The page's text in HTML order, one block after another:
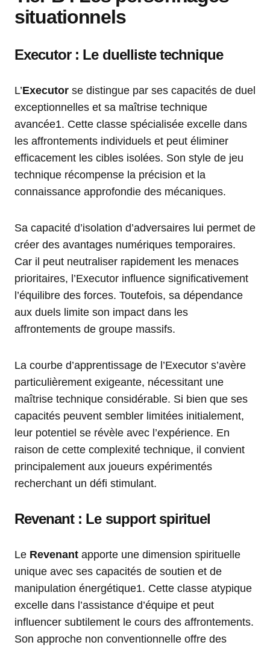
situationnels
Executor : Le duelliste technique
L’Executor se distingue par ses capacités de duel
exceptionnelles et sa maîtrise technique
avancée1. Cette classe spécialisée excelle dans
les affrontements individuels et peut éliminer
efficacement les cibles isolées. Son style de jeu
technique récompense la précision et la
connaissance approfondie des mécaniques.
Sa capacité d’isolation d’adversaires lui permet de
créer des avantages numériques temporaires.
Car il peut neutraliser rapidement les menaces
prioritaires, l’Executor influence significativement
l’équilibre des forces. Toutefois, sa dépendance
aux duels limite son impact dans les
affrontements de groupe massifs.
La courbe d’apprentissage de l’Executor s’avère
particulièrement exigeante, nécessitant une
maîtrise technique considérable. Si bien que ses
capacités peuvent sembler limitées initialement,
leur potentiel se révèle avec l’expérience. En
raison de cette complexité technique, il convient
principalement aux joueurs expérimentés
recherchant un défi stimulant.
Revenant : Le support spirituel
Le Revenant apporte une dimension spirituelle
unique avec ses capacités de soutien et de
manipulation énergétique1. Cette classe atypique
excelle dans l’assistance d’équipe et peut
influencer subtilement le cours des affrontements.
Son approche non conventionnelle offre des